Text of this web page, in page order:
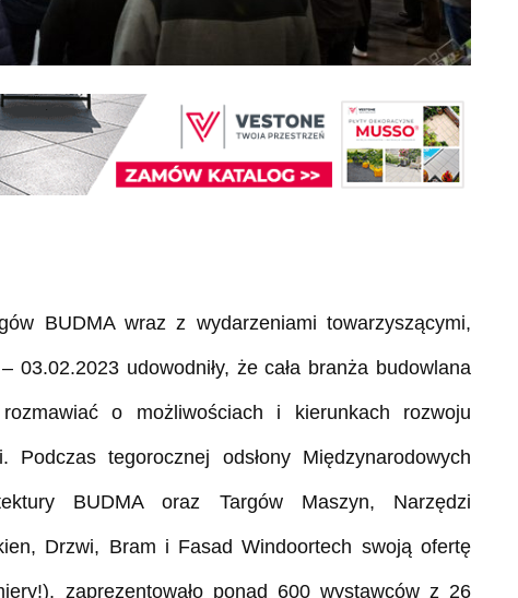
BUDMA wraz z wydarzeniami towarzyszącymi,
03.02.2023 udowodniły, że cała branża budowlana
o możliwościach i kierunkach rozwoju
Podczas tegorocznej odsłony Międzynarodowych
BUDMA oraz Targów Maszyn, Narzędzi
Drzwi, Bram i Fasad Windoortech swoją ofertę
zaprezentowało ponad 600 wystawców z 26